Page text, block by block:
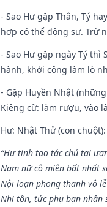
- Sao Hư gặp Thân, Tý
hợp có thể động sự. Trừ
- Sao Hư gặp ngày Tý thì
hành, khởi công làm lò
- Gặp Huyền Nhật
Kiêng cữ: làm rượu, vào
Hư: Nhật Thử (con
“Hư tinh tạo tác chủ tai
Nam nữ cô miên bất nhất
Nội loạn phong thanh vô
Nhi tôn, tức phụ bạn nhân